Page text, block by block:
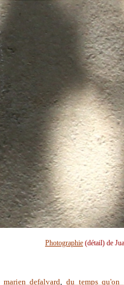
Photographie(détail) de
marien defalvard,du temps qu'on